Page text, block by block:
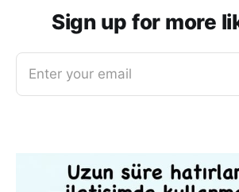
Sign up for more
Enter your email